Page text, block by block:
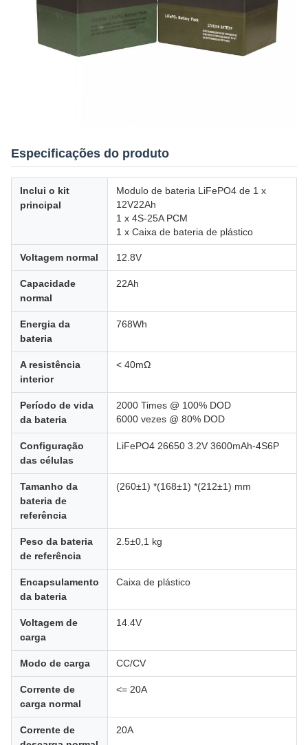
Especificações do produto
Inclui o kit
principal
Modulo de bateria LiFePO4 de 1 x
12V22Ah
1 x 4S-25A PCM
1 x Caixa de bateria de plástico
Voltagem normal 12.8V
Capacidade
normal
22Ah
Energia da
bateria
768Wh
A resistência
interior
< 40mΩ
Período de vida
da bateria
2000 Times @ 100% DOD
6000 vezes @ 80% DOD
Configuração
das células
LiFePO4 26650 3.2V 3600mAh-4S6P
Tamanho da
bateria de
referência
(260±1) *(168±1) *(212±1) mm
Peso da bateria
de referência
2.5±0,1 kg
Encapsulamento
da bateria
Caixa de plástico
Voltagem de
carga
14.4V
Modo de carga CC/CV
Corrente de
carga normal
<= 20A
Corrente de
20A